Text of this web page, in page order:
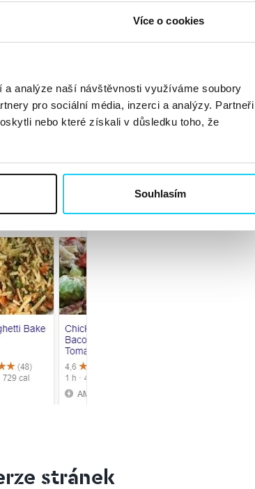
Více o cookies
analýze naší návštěvnosti využíváme soubory
pro sociální média, inzerci a analýzy. Partneři
nebo které získali v důsledku toho, že
Souhlasím
stránek